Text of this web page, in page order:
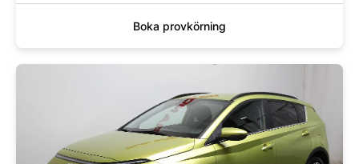
Boka provkörning